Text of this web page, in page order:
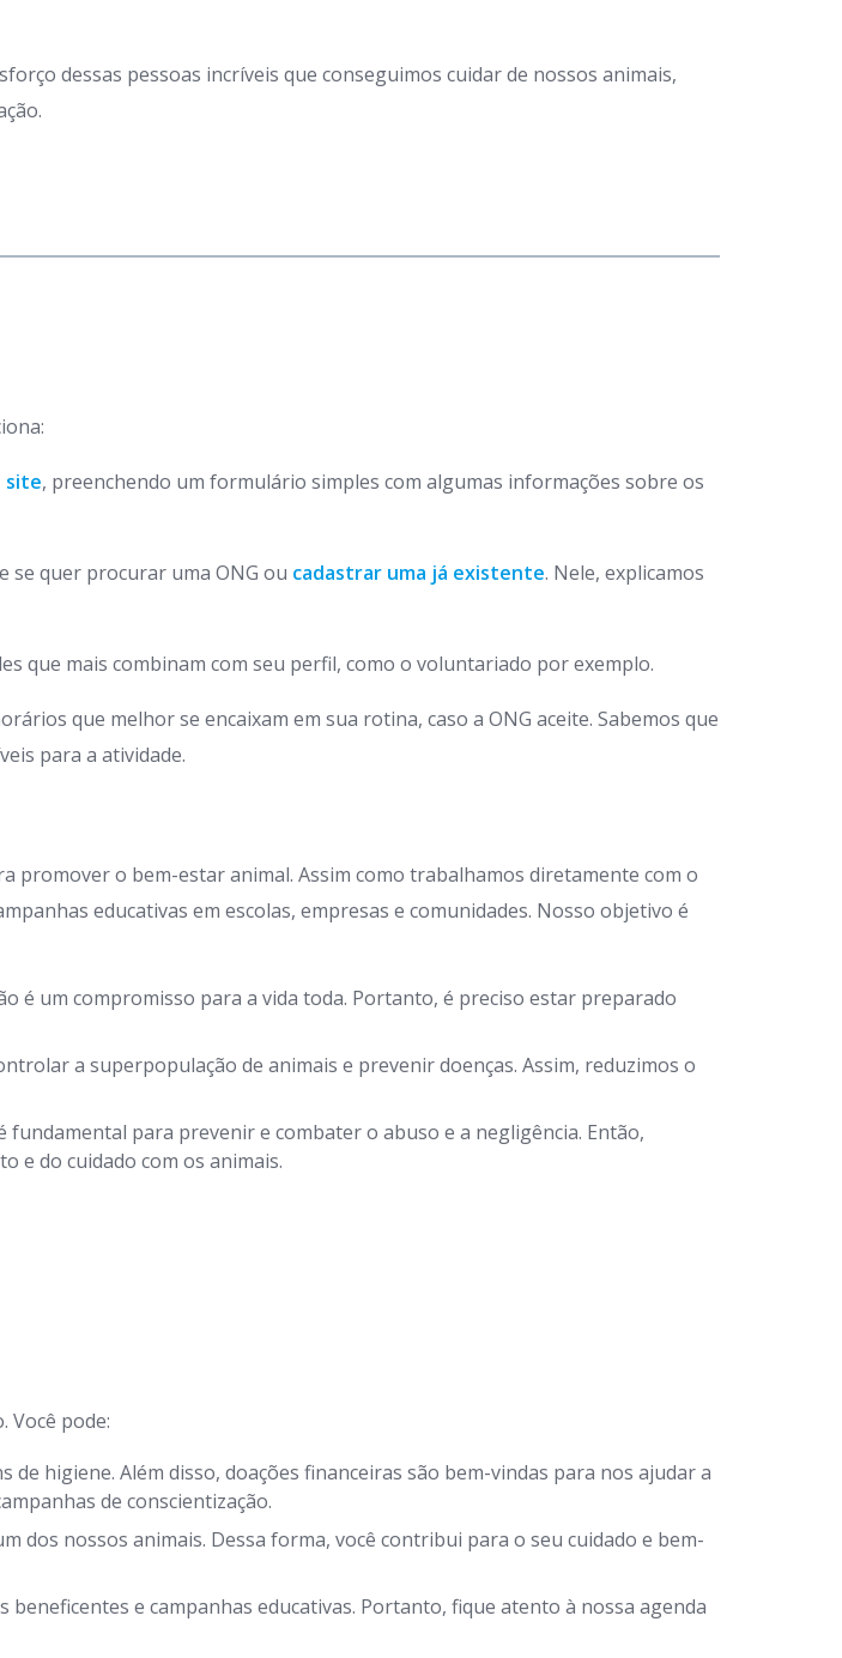
dessas pessoas incríveis que conseguimos cuidar de nossos animais,
site, preenchendo um formulário simples com algumas informações sobre os
se quer procurar uma ONG ou cadastrar uma já existente. Nele, explicamos
que mais combinam com seu perfil, como o voluntariado por exemplo.
que melhor se encaixam em sua rotina, caso a ONG aceite. Sabemos que
para a atividade.
promover o bem-estar animal. Assim como trabalhamos diretamente com o
educativas em escolas, empresas e comunidades. Nosso objetivo é
é um compromisso para a vida toda. Portanto, é preciso estar preparado
a superpopulação de animais e prevenir doenças. Assim, reduzimos o
fundamental para prevenir e combater o abuso e a negligência. Então,
e do cuidado com os animais.
Você pode:
higiene. Além disso, doações financeiras são bem-vindas para nos ajudar a
de conscientização.
dos nossos animais. Dessa forma, você contribui para o seu cuidado e bem-
beneficentes e campanhas educativas. Portanto, fique atento à nossa agenda